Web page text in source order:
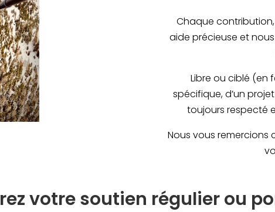
Chaque
aide précieuse et
Libre ou ciblé (en
spécifique, d’un
toujours respecté
Nous vous
votre soutien régulier ou